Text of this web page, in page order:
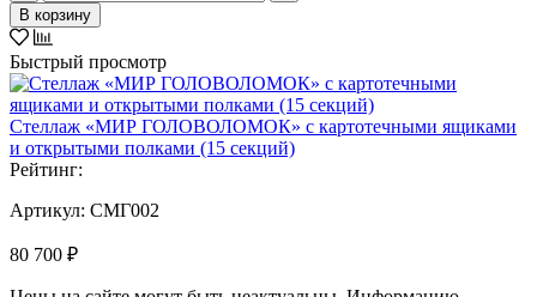
В корзину
Быстрый просмотр
Стеллаж «МИР ГОЛОВОЛОМОК» с картотечными ящиками
и открытыми полками (15 секций)
Рейтинг:
Артикул: СМГ002
80 700 ₽